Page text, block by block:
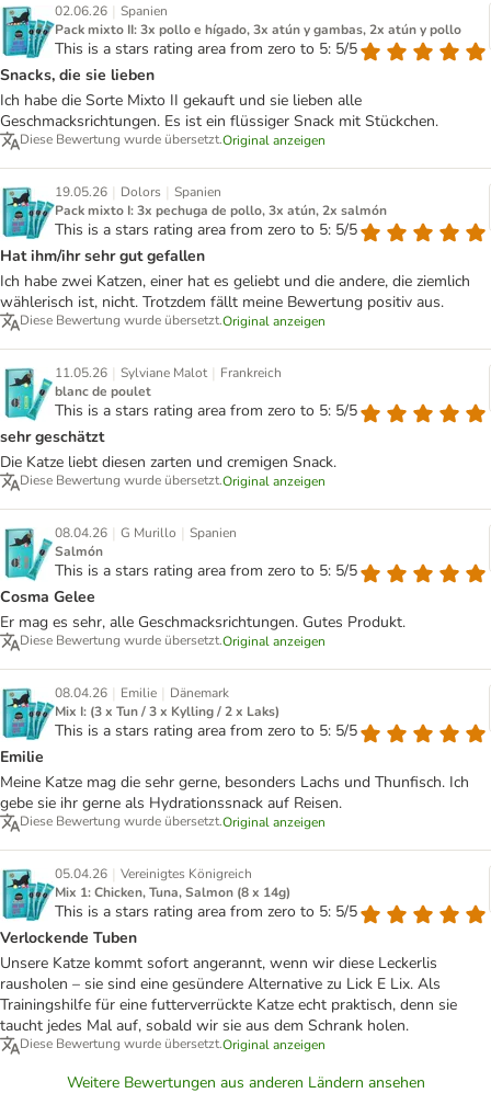
02.06.26 | Spanien
Pack mixto II: 3x pollo e hígado, 3x atún y gambas, 2x atún y pollo
This is a stars rating area from zero to 5: 5/5
Snacks, die sie lieben
Ich habe die Sorte Mixto II gekauft und sie lieben alle
Geschmacksrichtungen. Es ist ein flüssiger Snack mit Stückchen.
Diese Bewertung wurde übersetzt.Original anzeigen
19.05.26 | Dolors | Spanien
Pack mixto I: 3x pechuga de pollo, 3x atún, 2x salmón
This is a stars rating area from zero to 5: 5/5
Hat ihm/ihr sehr gut gefallen
Ich habe zwei Katzen, einer hat es geliebt und die andere, die ziemlich
wählerisch ist, nicht. Trotzdem fällt meine Bewertung positiv aus.
Diese Bewertung wurde übersetzt.Original anzeigen
11.05.26 | Sylviane Malot | Frankreich
blanc de poulet
This is a stars rating area from zero to 5: 5/5
sehr geschätzt
Die Katze liebt diesen zarten und cremigen Snack.
Diese Bewertung wurde übersetzt.Original anzeigen
08.04.26 | G Murillo | Spanien
Salmón
This is a stars rating area from zero to 5: 5/5
Cosma Gelee
Er mag es sehr, alle Geschmacksrichtungen. Gutes Produkt.
Diese Bewertung wurde übersetzt.Original anzeigen
08.04.26 | Emilie | Dänemark
Mix I: (3 x Tun / 3 x Kylling / 2 x Laks)
This is a stars rating area from zero to 5: 5/5
Emilie
Meine Katze mag die sehr gerne, besonders Lachs und Thunfisch. Ich
gebe sie ihr gerne als Hydrationssnack auf Reisen.
Diese Bewertung wurde übersetzt.Original anzeigen
05.04.26 | Vereinigtes Königreich
Mix 1: Chicken, Tuna, Salmon (8 x 14g)
This is a stars rating area from zero to 5: 5/5
Verlockende Tuben
Unsere Katze kommt sofort angerannt, wenn wir diese Leckerlis
rausholen – sie sind eine gesündere Alternative zu Lick E Lix. Als
Trainingshilfe für eine futterverrückte Katze echt praktisch, denn sie
taucht jedes Mal auf, sobald wir sie aus dem Schrank holen.
Diese Bewertung wurde übersetzt.Original anzeigen
Weitere Bewertungen aus anderen Ländern ansehen